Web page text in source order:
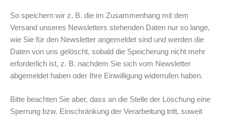
So speichern wir z. B. die im Zusammenhang mit dem
Versand unseres Newsletters stehenden Daten nur so lange,
wie Sie für den Newsletter angemeldet sind und werden die
Daten von uns gelöscht, sobald die Speicherung nicht mehr
erforderlich ist, z. B. nachdem Sie sich vom Newsletter
abgemeldet haben oder Ihre Einwilligung widerrufen haben.
Bitte beachten Sie aber, dass an die Stelle der Löschung eine
Sperrung bzw. Einschränkung der Verarbeitung tritt, soweit